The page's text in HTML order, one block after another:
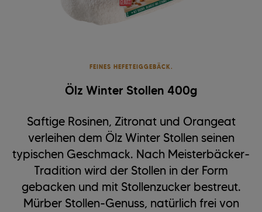
FEINES HEFETEIGGEBÄCK.
Ölz Winter Stollen 400g
Saftige Rosinen, Zitronat und Orangeat
verleihen dem Ölz Winter Stollen seinen
typischen Geschmack. Nach Meisterbäcker-
Tradition wird der Stollen in der Form
gebacken und mit Stollenzucker bestreut.
Mürber Stollen-Genuss, natürlich frei von